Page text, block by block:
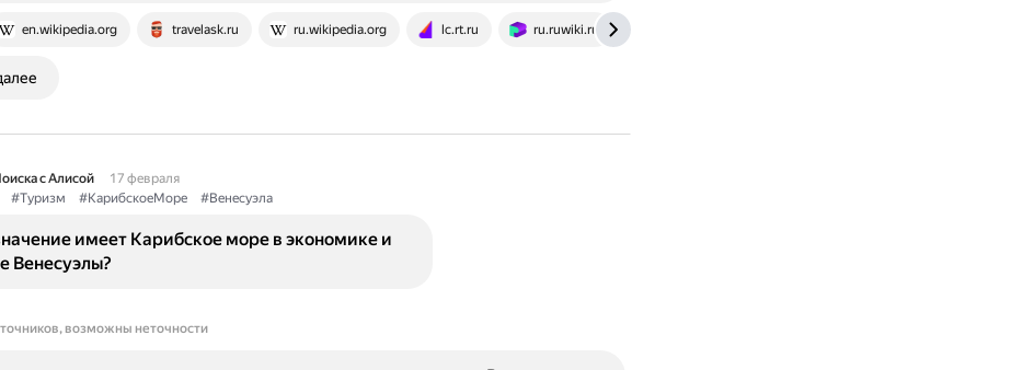
en.wikipedia.org travelask.ru ru.wikipedia.org lc.rt.ru ru.ruwiki.ru
с Алисой
17 февраля
#Туризм #КарибскоеМоре #Венесуэла
имеет Карибское море в экономике и
Венесуэлы?
возможны неточности